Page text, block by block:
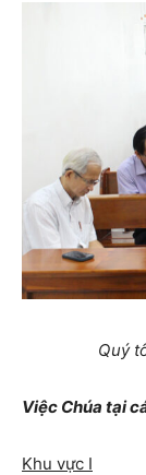
Quý
Việc Chúa tại
Khu vực I